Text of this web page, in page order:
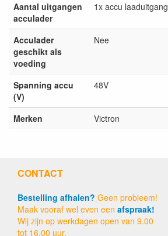
Aantal uitgangen
acculader
1x accu laaduitgang
Acculader
geschikt als
voeding
Nee
Spanning accu
(V)
48V
Merken Victron
CONTACT
Bestelling afhalen? Geen probleem!
Maak vooraf wel even een afspraak!
Wij zijn op werkdagen open van 9.00
tot 16.00 uur.